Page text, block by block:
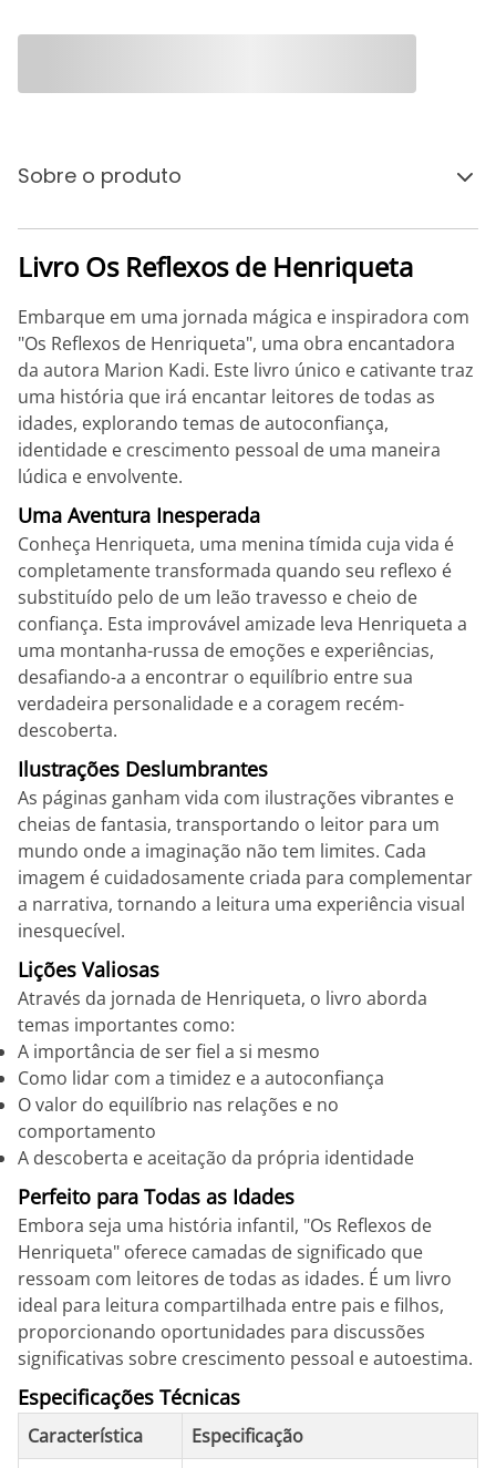
Sobre o produto
Livro Os Reflexos de Henriqueta
Embarque em uma jornada mágica e inspiradora com
"Os Reflexos de Henriqueta", uma obra encantadora
da autora Marion Kadi. Este livro único e cativante traz
uma história que irá encantar leitores de todas as
idades, explorando temas de autoconfiança,
identidade e crescimento pessoal de uma maneira
lúdica e envolvente.
Uma Aventura Inesperada
Conheça Henriqueta, uma menina tímida cuja vida é
completamente transformada quando seu reflexo é
substituído pelo de um leão travesso e cheio de
confiança. Esta improvável amizade leva Henriqueta a
uma montanha-russa de emoções e experiências,
desafiando-a a encontrar o equilíbrio entre sua
verdadeira personalidade e a coragem recém-
descoberta.
Ilustrações Deslumbrantes
As páginas ganham vida com ilustrações vibrantes e
cheias de fantasia, transportando o leitor para um
mundo onde a imaginação não tem limites. Cada
imagem é cuidadosamente criada para complementar
a narrativa, tornando a leitura uma experiência visual
inesquecível.
Lições Valiosas
Através da jornada de Henriqueta, o livro aborda
temas importantes como:
A importância de ser fiel a si mesmo
Como lidar com a timidez e a autoconfiança
O valor do equilíbrio nas relações e no
comportamento
A descoberta e aceitação da própria identidade
Perfeito para Todas as Idades
Embora seja uma história infantil, "Os Reflexos de
Henriqueta" oferece camadas de significado que
ressoam com leitores de todas as idades. É um livro
ideal para leitura compartilhada entre pais e filhos,
proporcionando oportunidades para discussões
significativas sobre crescimento pessoal e autoestima.
Especificações Técnicas
Característica
Especificação